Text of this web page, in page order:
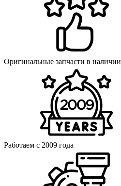
Оригинальные запчасти в наличии
Работаем с 2009 года